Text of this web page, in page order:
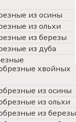
из осины
из ольхи
из березы
из дуба
хвойных
из осины
из ольхи
из березы